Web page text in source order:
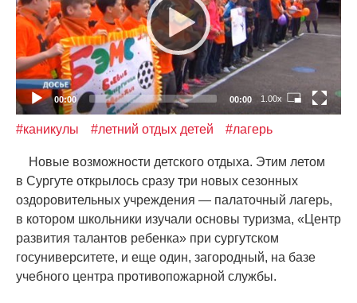
00:00 00:00 1.00x
#каникулы #летний отдых детей #лагерь
Новые возможности детского отдыха. Этим летом
в Сургуте открылось сразу три новых сезонных
оздоровительных учреждения — палаточный лагерь,
в котором школьники изучали основы туризма, « Центр
развития талантов ребенка» при сургутском
госуниверситете, и еще один, загородный, на базе
учебного центра противопожарной службы.